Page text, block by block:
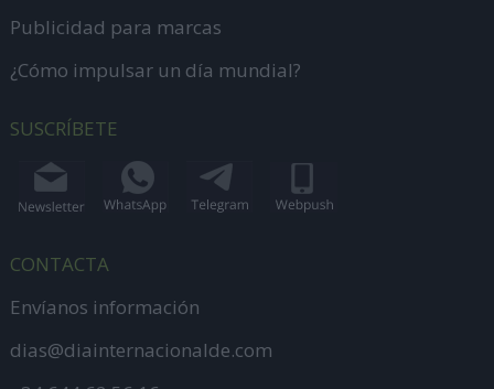
Publicidad para marcas
¿Cómo impulsar un día mundial?
SUSCRÍBETE
CONTACTA
Envíanos información
dias@diainternacionalde.com